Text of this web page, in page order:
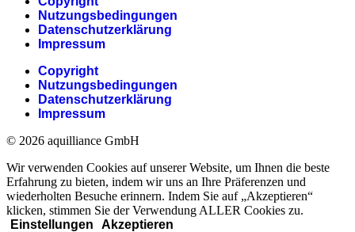
Nutzungsbedingungen
Datenschutzerklärung
Impressum
Copyright
Nutzungsbedingungen
Datenschutzerklärung
Impressum
© 2026 aquilliance GmbH
Wir verwenden Cookies auf unserer Website, um Ihnen die beste
Erfahrung zu bieten, indem wir uns an Ihre Präferenzen und
wiederholten Besuche erinnern. Indem Sie auf „Akzeptieren“
klicken, stimmen Sie der Verwendung ALLER Cookies zu.
Einstellungen
Akzeptieren